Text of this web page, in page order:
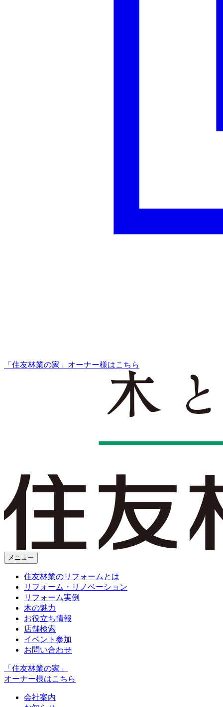
「住友林業の家」オーナー様はこちら
メニュー
住友林業のリフォームとは
リフォーム・リノベーション
リフォーム実例
木の魅力
お役立ち情報
店舗検索
イベント参加
お問い合わせ
「住友林業の家」
オーナー様はこちら
会社案内